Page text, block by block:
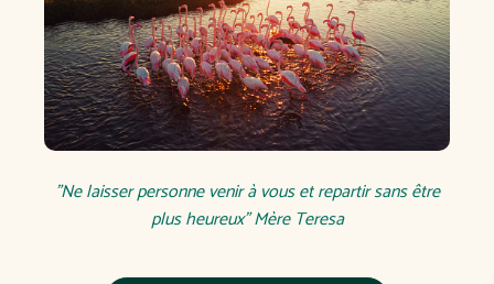
"Ne laisser personne venir à vous et repartir sans être
plus heureux" Mère Teresa